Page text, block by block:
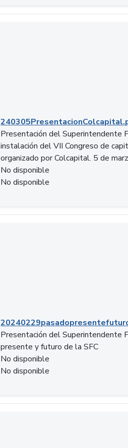
Presentación del Superintendente
instalación del VII Congreso de
organizado por Colcapital. 5 de
No disponible
No disponible
Presentación del Superintendente
presente y futuro de la SFC
No disponible
No disponible